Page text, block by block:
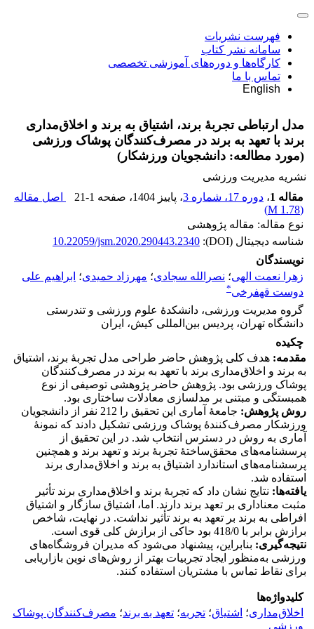
فهرست نشریات
سامانه نشر کتاب
کارگاه‌ها و دوره‌های آموزشی تخصصی
تماس با ما
English
مدل ارتباطی تجربۀ برند، اشتیاق به برند و اخلاق‌مداری
برند با تعهد به برند در مصرف‌کنندگان پوشاک ورزشی
(مورد مطالعه: دانشجویان ورزشکار)
نشریه مدیریت ورزشی
مقاله 1
، دوره 17، شماره 3 ، پاییز 1404 ، صفحه 21-1
اصل مقاله
(
1.78 M
)
نوع مقاله: مقاله پژوهشی
شناسه دیجیتال (DOI):
10.22059/jsm.2020.290443.2340
نویسندگان
زهرا نعمت الهی؛ نصرالله سجادی؛ مهرزاد حمیدی؛ ابراهیم علی
دوست قهفرخی*
گروه مدیریت ورزشی، دانشکدۀ علوم ورزشی و تندرستی
دانشگاه تهران، پردیس بین‌المللی کیش، ایران
چکیده
مقدمه: هدف کلی پژوهش حاضر طراحی مدل تجربۀ برند، اشتیاق
به برند و اخلاق‌مداری برند با تعهد به برند در مصرف‌کنندگان
پوشاک ورزشی بود. پژوهش حاضر پژوهشی توصیفی از نوع
همبستگی و مبتنی بر مدلسازی معادلات ساختاری بود.
روش پژوهش:
جامعۀ آماری این تحقیق را 212 نفر از دانشجویان
ورزشکار مصرف‌کنندۀ پوشاک ورزشی تشکیل دادند که نمونۀ
آماری به روش در دسترس انتخاب شد. در این تحقیق از
پرسشنامه‌های محقق‌ساختۀ تجربۀ برند و تعهد برند و همچنین
پرسشنامه‌های استاندارد اشتیاق به برند و اخلاق‌مداری برند
استفاده شد.
یافته‌ها: نتایج نشان داد که تجربۀ برند و اخلاق‌مداری برند تأثیر
مثبت معناداری بر تعهد برند دارند. اما، اشتیاق سازگار و اشتیاق
افراطی به برند بر تعهد به برند تأثیر نداشت. در نهایت، شاخص
برازش برابر با 418/0 بود حاکی از برازش کلی قوی است.
نتیجه‌گیری: بنابراین، پیشنهاد می‌شود که مدیران فروشگاه‌های
ورزشی به‌منظور ایجاد تجربیات بهتر از روش‌های نوین بازاریابی
برای نقاط تماس با مشتریان استفاده کنند.
کلیدواژه‌ها
اخلاق‌مداری؛ اشتیاق؛ تجربه؛ تعهد به برند؛ مصرف‌کنندگان پوشاک
ورزشی